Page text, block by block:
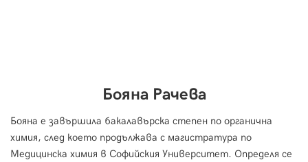
Бояна Рачева
Бояна е завършила бакалавърска степен по органична
химия, след което продължава с магистратура по
Медицинска химия в Софийския Университет. Определя се